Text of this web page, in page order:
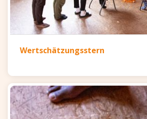
Wertschätzungsstern